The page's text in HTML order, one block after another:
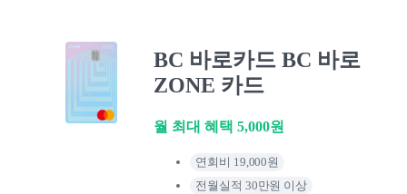
BC 바로카드 BC 바로
ZONE 카드
월 최대 혜택 5,000원
연회비 19,000원
전월실적 30만원 이상